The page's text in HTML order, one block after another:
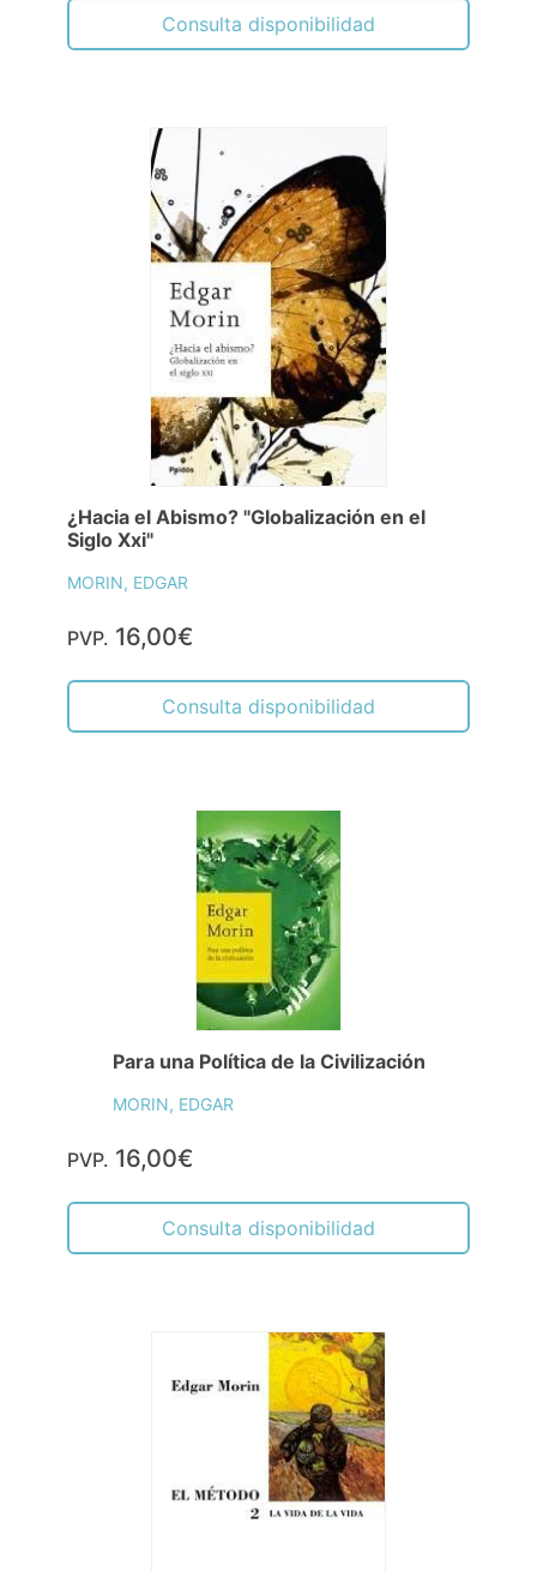
Consulta disponibilidad
¿Hacia el Abismo? "Globalización en el
Siglo Xxi"
MORIN, EDGAR
PVP. 16,00€
Consulta disponibilidad
Para una Política de la Civilización
MORIN, EDGAR
PVP. 16,00€
Consulta disponibilidad